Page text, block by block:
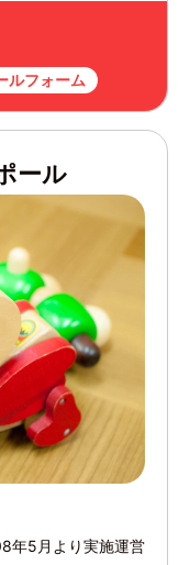
ルフォーム
ール
年5月より実施運営